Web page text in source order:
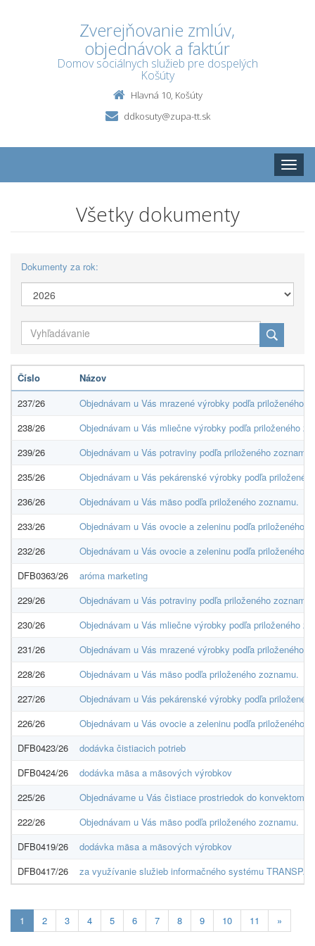
Zverejňovanie zmlúv,
objednávok a faktúr
Domov sociálnych služieb pre dospelých
Košúty
Hlavná 10, Košúty
ddkosuty@zupa-tt.sk
Toggle
Všetky dokumenty
Dokumenty za rok:
Číslo
Názov
237/26
Objednávam u Vás mrazené výrobky podľa priloženého
238/26
Objednávam u Vás mliečne výrobky podľa priloženého
239/26
Objednávam u Vás potraviny podľa priloženého zoznamu.
235/26
Objednávam u Vás pekárenské výrobky podľa
236/26
Objednávam u Vás mäso podľa priloženého zoznamu.
233/26
Objednávam u Vás ovocie a zeleninu podľa priloženého
232/26
Objednávam u Vás ovocie a zeleninu podľa priloženého
DFB0363/26
aróma marketing
229/26
Objednávam u Vás potraviny podľa priloženého zoznamu.
230/26
Objednávam u Vás mliečne výrobky podľa priloženého
231/26
Objednávam u Vás mrazené výrobky podľa priloženého
228/26
Objednávam u Vás mäso podľa priloženého zoznamu.
227/26
Objednávam u Vás pekárenské výrobky podľa
226/26
Objednávam u Vás ovocie a zeleninu podľa priloženého
DFB0423/26
dodávka čistiacich potrieb
DFB0424/26
dodávka mäsa a mäsových výrobkov
225/26
Objednávame u Vás čistiace prostriedok do
222/26
Objednávam u Vás mäso podľa priloženého zoznamu.
DFB0419/26
dodávka mäsa a mäsových výrobkov
DFB0417/26
za využívanie služieb informačného systému
1 Aktuálna
stránka
2 3 4 5 6 7 8 9 10 11 »